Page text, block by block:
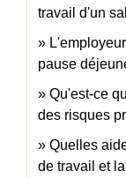
travail d'un
pause
Qu'est-ce
des risques
Quelles
de travail et